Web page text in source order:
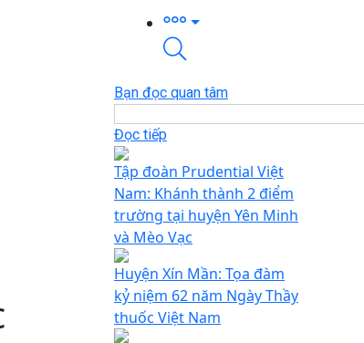
Bạn đọc quan tâm
Đọc tiếp
Tập đoàn Prudential Việt
Nam: Khánh thành 2 điểm
trường tại huyện Yên Minh
và Mèo Vạc
Huyện Xín Mần: Tọa đàm
kỷ niệm 62 năm Ngày Thầy
thuốc Việt Nam